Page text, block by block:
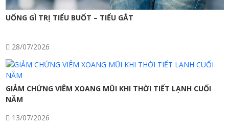
UỐNG GÌ TRỊ TIỂU BUỐT – TIỂU GẮT
28/07/2026
GIẢM CHỨNG VIÊM XOANG MŨI KHI THỜI TIẾT LẠNH CUỐI
NĂM
13/07/2026